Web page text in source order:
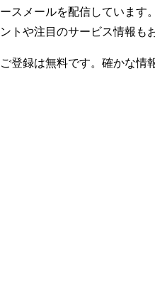
ースメールを配信しています
ントや注目のサービス情報も
ご登録は無料です。確かな情